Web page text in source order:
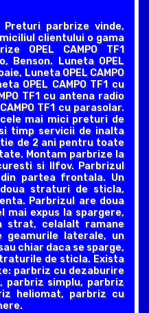
Preturi parbrize vinde,
clientului o gama
OPEL CAMPO TF1
Benson. Luneta OPEL
Luneta OPEL CAMPO
OPEL CAMPO TF1 cu
TF1 cu antena radio
TF1 cu parasolar.
mai mici preturi de
timp servicii de inalta
de 2 ani pentru toate
Montam parbrize la
si Ilfov. Parbrizul
partea frontala. Un
straturi de sticla,
Parbrizul are doua
expus la spargere,
strat, celalalt ramane
geamurile laterale, un
chiar daca se sparge,
de sticla. Exista
parbriz cu dezaburire
parbriz simplu, parbriz
heliomat, parbriz cu